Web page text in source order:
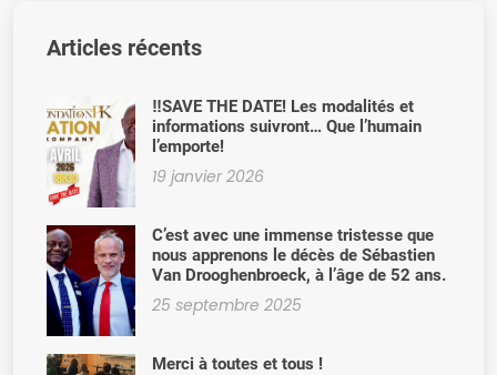
Articles récents
‼️SAVE THE DATE! Les modalités et
informations suivront… Que l’humain
l’emporte!
19 janvier 2026
C’est avec une immense tristesse que
nous apprenons le décès de Sébastien
Van Drooghenbroeck, à l’âge de 52 ans.
25 septembre 2025
Merci à toutes et tous !